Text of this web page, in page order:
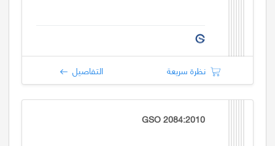
نظرة سريعة التفاصيل
GSO 2084:2010